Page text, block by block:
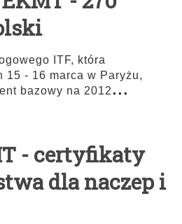
ITF, która
15 - 16 marca w Paryżu,
bazowy na 2012...
- certyfikaty
dla naczep i